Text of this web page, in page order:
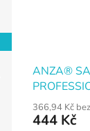
ANZA®
papíru
366,94 Kč
444 Kč